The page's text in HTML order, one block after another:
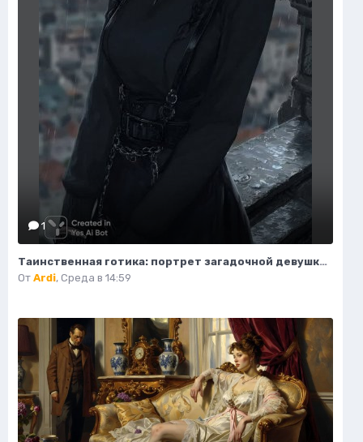
1
Таинственная готика: портрет загадочной девушки на крыше. Изображение из нейросети Midjourney
От Ardi, Среда в 14:59